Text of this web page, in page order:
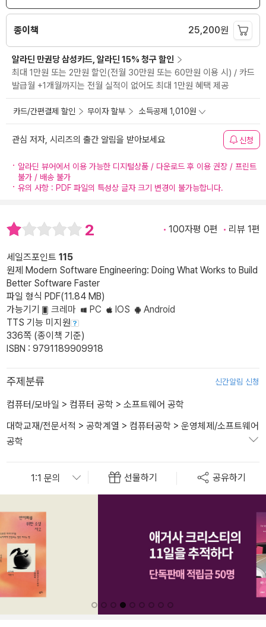
종이책 25,200원
알라딘 만권당 삼성카드, 알라딘 15% 청구 할인
최대 1만원 또는 2만원 할인(전월 30만원 또는 60만원 이용 시) / 카드
발급월 +1개월까지는 전월 실적이 없어도 최대 1만원 혜택 제공
카드/간편결제 할인 무이자 할부 소득공제 1,010원
관심 저자, 시리즈의 출간 알림을 받아보세요 신청
알라딘 뷰어에서 이용 가능한 디지털상품 / 다운로드 후 이용 권장 / 프린트
불가 / 배송 불가
유의 사항 : PDF 파일의 특성상 글자 크기 변경이 불가능합니다.
2 100자평 0편 리뷰 1편
세일즈포인트 115
원제 Modern Software Engineering: Doing What Works to Build
Better Software Faster
파일 형식 PDF(11.84 MB)
가능기기
크레마 PC IOS
Android
TTS 기능 미지원
336쪽 (종이책 기준)
ISBN : 9791189909918
주제분류 신간알림 신청
컴퓨터/모바일 > 컴퓨터 공학 > 소프트웨어 공학
대학교재/전문서적 > 공학계열 > 컴퓨터공학 > 운영체제/소프트웨어
공학
선물하기 공유하기